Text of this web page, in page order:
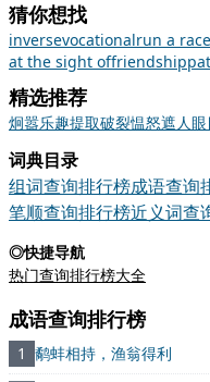
猜你想找
inversevocationalrun a race
at the sight offriendship
精选推荐
炯嚣乐趣提取破裂愠怒遮人眼
词典目录
组词查询排行榜成语查询
笔顺查询排行榜近义词查
◎快捷导航
热门查询排行榜大全
成语查询排行榜
1 鹬蚌相持，渔翁得利